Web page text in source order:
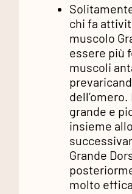
chi fa
muscolo
essere più
muscoli
grande e
insieme
Grande
molto